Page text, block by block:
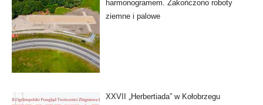
harmonogramem. Zakończono roboty
ziemne i palowe
XXVII „Herbertiada” w Kołobrzegu